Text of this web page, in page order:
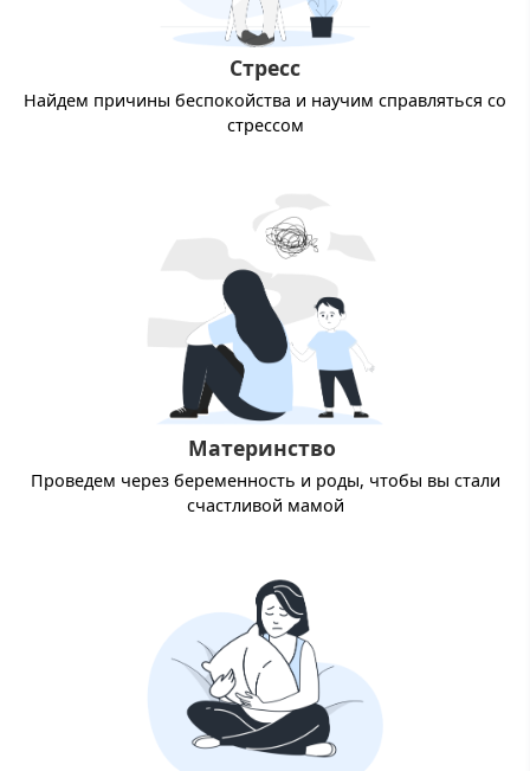
Стресс
Найдем причины беспокойства и научим справляться со
стрессом
Материнство
Проведем через беременность и роды, чтобы вы стали
счастливой мамой